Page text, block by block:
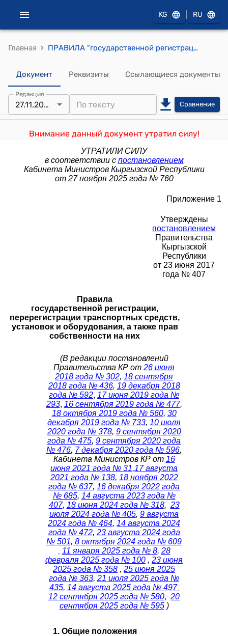
KG RU
Главная › ПРАВИЛА "государственной регистрации, перерегистрации транспортных средств, установок и оборудования, а также прав собственности на них" (утверждены постановлением Правительства Кыргызской Республики от 23 июня 2017 года № 407)
Документ Реквизиты Ссылающиеся документы
Редакция
27.11.2025 Сравнение
Внимание данный документ утратил силу!